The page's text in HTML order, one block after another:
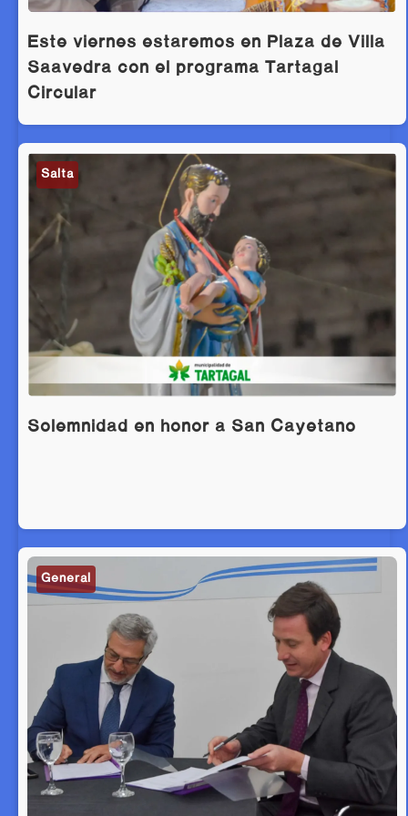
Este viernes estaremos en Plaza de Villa
Saavedra con el programa Tartagal
Circular
Salta
Solemnidad en honor a San Cayetano
General